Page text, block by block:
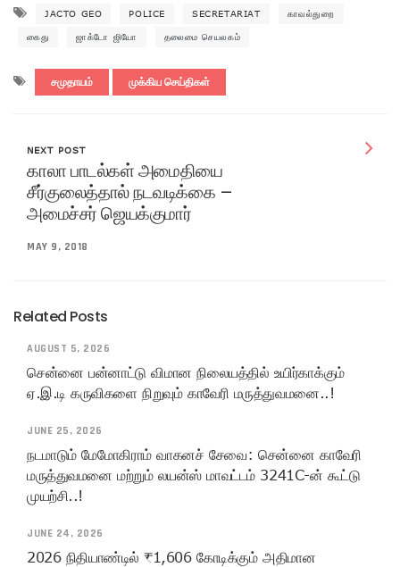
JACTO GEO POLICE SECRETARIAT காவல்துறை
கைது ஜாக்டோ ஜியோ தலைமை செயலகம்
சமுதாயம் முக்கிய செய்திகள்
NEXT POST
காலா பாடல்கள் அமைதியை
சீர்குலைத்தால் நடவடிக்கை –
அமைச்சர் ஜெயக்குமார்
MAY 9, 2018
Related Posts
AUGUST 5, 2026
சென்னை பன்னாட்டு விமான நிலையத்தில் உயிர்காக்கும்
ஏ.இ.டி கருவிகளை நிறுவும் காவேரி மருத்துவமனை..!
JUNE 25, 2026
நடமாடும் மேமோகிராம் வாகனச் சேவை: சென்னை காவேரி
மருத்துவமனை மற்றும் லயன்ஸ் மாவட்டம் 3241C-ன் கூட்டு
முயற்சி..!
JUNE 24, 2026
2026 நிதியாண்டில் ₹1,606 கோடிக்கும் அதிமான